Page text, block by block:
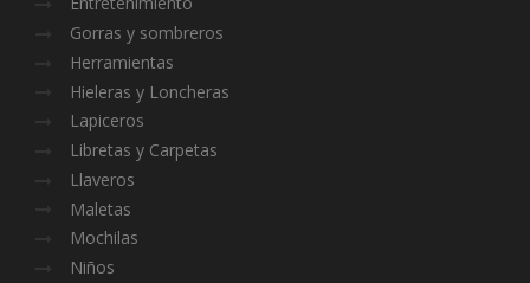
Gorras y sombreros
Herramientas
Hieleras y Loncheras
Lapiceros
Libretas y Carpetas
Llaveros
Maletas
Mochilas
Niños